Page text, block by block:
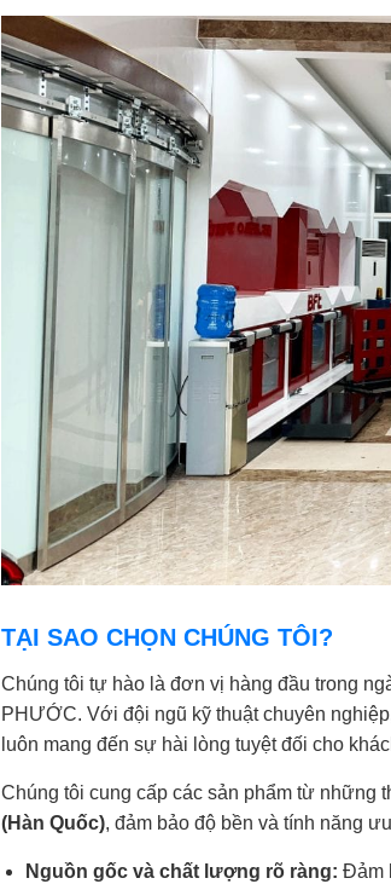
TẠI SAO CHỌN CHÚNG TÔI?
Chúng tôi tự hào là đơn vị hàng đầu trong
PHƯỚC. Với đội ngũ kỹ thuật chuyên
luôn mang đến sự hài lòng tuyệt đối cho
Chúng tôi cung cấp các sản phẩm từ những
(Hàn Quốc), đảm bảo độ bền và tính năng
Nguồn gốc và chất lượng rõ ràng: Đảm